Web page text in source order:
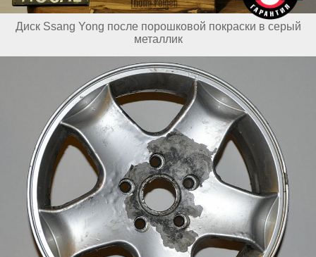
Диск Ssang Yong после порошковой покраски в серый
металлик